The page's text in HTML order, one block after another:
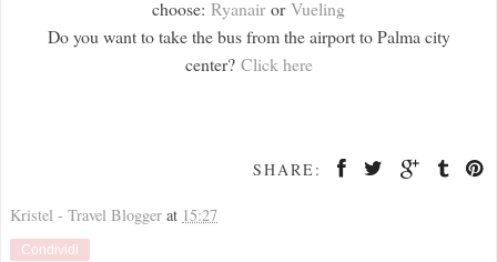
choose: Ryanair orVueling
Do you want to take the bus from the airport to Palma city
center? Click here
SHARE:
Kristel - Travel Blogger at 15:27
Condividi